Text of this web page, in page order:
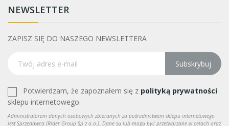
NEWSLETTER
ZAPISZ SIĘ DO NASZEGO NEWSLETTERA
Subskrybuj
Potwierdzam, że zapoznałem się z polityką prywatności
sklepu internetowego.
Administratorem danych osobowych zbieranych za pośrednictwem sklepu internetowego
jest Sprzedawca (Rider Group Sp z o.o.). Dane są lub mogą być przetwarzane w celach oraz